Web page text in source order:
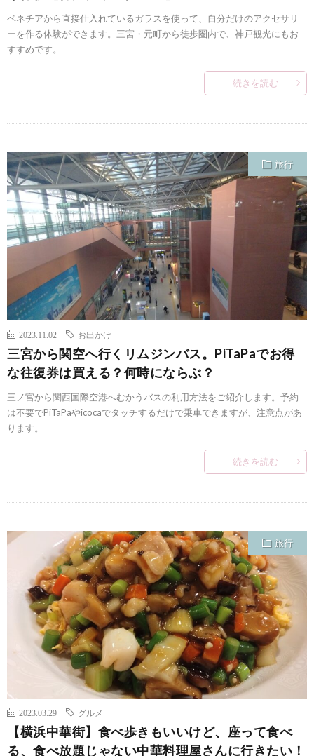
ベネチアから直接仕入れているガラスを使って、自分だけのアクセサリ
ーを作る体験ができます。三宮・元町から徒歩圏内で、神戸観光にもお
すすめです。
続きを読む
旅行
2023.11.02 お出かけ
三宮から関空へ行くリムジンバス。PiTaPaでお得
な往復券は買える？何時にならぶ？
三ノ宮から関西国際空港へむかうバスの利用方法をご紹介します。予約
は不要でPiTaPaやicocaでタッチするだけで乗車できますが、注意点があ
ります。
続きを読む
旅行
2023.03.29 グルメ
【横浜中華街】食べ歩きもいいけど、座って食べ
る、食べ放題じゃない中華料理屋さんに行きたい！